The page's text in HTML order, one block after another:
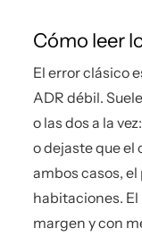
Cómo leer
El error clásico
ADR débil.
o las dos a la
o dejaste que el
ambos casos,
habitaciones.
margen y con